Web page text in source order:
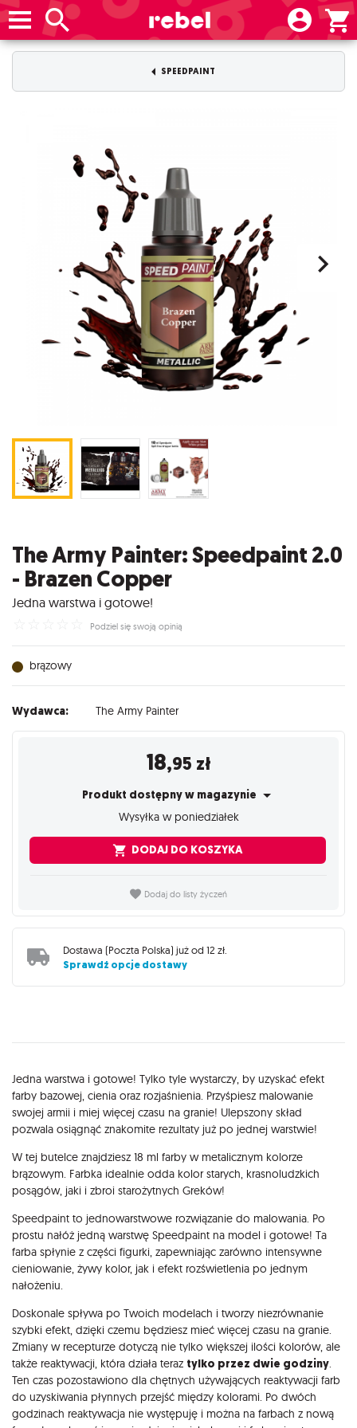
SPEEDPAINT
The Army Painter: Speedpaint 2.0
- Brazen Copper
Jedna warstwa i gotowe!
Podziel się swoją opinią
brązowy
Wydawca: The Army Painter
18,95 zł
Produkt dostępny w magazynie
Wysyłka w poniedziałek
DODAJ DO KOSZYKA
Dodaj do listy życzeń
Dostawa (Poczta Polska) już od 12 zł
Sprawdź opcje dostawy
Opis
Jedna warstwa i gotowe! Tylko tyle wystarczy, by uzyskać efekt
farby bazowej, cienia oraz rozjaśnienia. Przyśpiesz malowanie
swojej armii i miej więcej czasu na granie! Ulepszony skład
pozwala osiągnąć znakomite rezultaty już po jednej warstwie!
W tej butelce znajdziesz 18 ml farby w metalicznym kolorze
brązowym. Farbka idealnie odda kolor starych, krasnoludzkich
posągów, jaki i zbroi starożytnych Greków!
Speedpaint to jednowarstwowe rozwiązanie do malowania. Po
prostu nałóż jedną warstwę Speedpaint na model i gotowe! Ta
farba spłynie z części figurki, zapewniając zarówno intensywne
cieniowanie, żywy kolor, jak i efekt rozświetlenia po jednym
nałożeniu.
Doskonale spływa po Twoich modelach i tworzy niezrównanie
szybki efekt, dzięki czemu będziesz mieć więcej czasu na granie.
Zmiany w recepturze dotyczą nie tylko większej ilości kolorów, ale
także reaktywacji, która działa teraz tylko przez dwie godziny.
Ten czas pozostawiono dla chętnych używających reaktywacji farb
do uzyskiwania płynnych przejść między kolorami. Po dwóch
godzinach reaktywacja nie występuję i można na farbach z nową